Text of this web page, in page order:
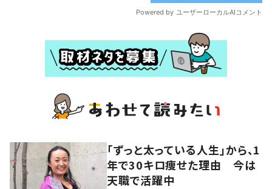
「ずっと太っている人生」から、1
年で30キロ痩せた理由 今は
天職で活躍中